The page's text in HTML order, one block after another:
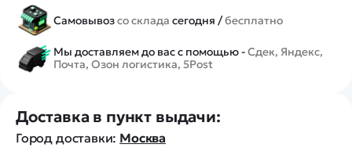
Самовывозсо склада сегодня /бесплатно
Мы доставляем до вас с помощью -Сдек, Яндекс,
Почта, Озон логистика, 5Post
Доставка в пункт выдачи:
Город доставки: Москва